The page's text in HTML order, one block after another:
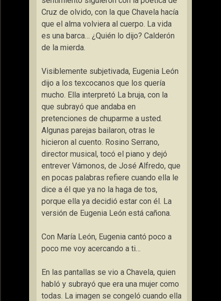
Cruz de olvido, con la que Chavela hacía
que el alma volviera al cuerpo. La vida
es una barca… ¿Quién lo dijo? Calderón
de la mierda.
Visiblemente subjetivada, Eugenia León
dijo a los texcocanos que los quería
mucho. Ella interpretó La bruja, con la
que subrayó que andaba en
pretenciones de chuparme a usted.
Algunas parejas bailaron, otras le
hicieron al cuento. Rosino Serrano,
director musical, tocó el piano y dejó
entrever Vámonos, de José Alfredo, que
en pocas palabras refiere cuando ella le
dice a él que ya no la haga de tos,
porque ella ya decidió estar con él. La
versión de Eugenia León está cañona.
Con María León, Eugenia cantó poco a
poco me voy acercando a ti…
En las pantallas se vio a Chavela, quien
habló y subrayó que era una mujer como
todas. La imagen se congeló cuando ella